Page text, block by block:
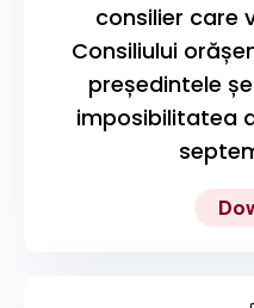
consilier care
Consiliului
președintele
imposibilitatea